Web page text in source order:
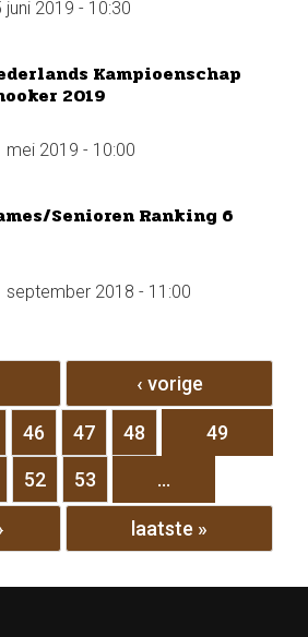
juni 2019 - 10:30
Kampioenschap
2019
mei 2019 - 10:00
Senioren Ranking 6
september 2018 - 11:00
‹ vorige
46 47 48 49
52 53 …
laatste »